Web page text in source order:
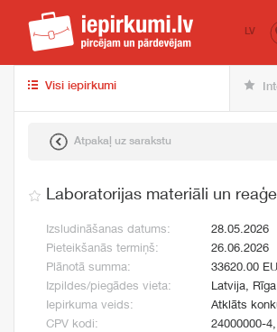
LV
Visi iepirkumi
Atpakaļ uz sarakstu
Laboratorijas materiāli un
Izsludināšanas datums:
28.05.2026
Pieteikšanās termiņš:
26.06.2026
Plānotā summa:
33620.00
Izpildes/piegādes vieta:
Latvija,
Iepirkuma veids:
Atklāts
CPV kodi:
24000000-